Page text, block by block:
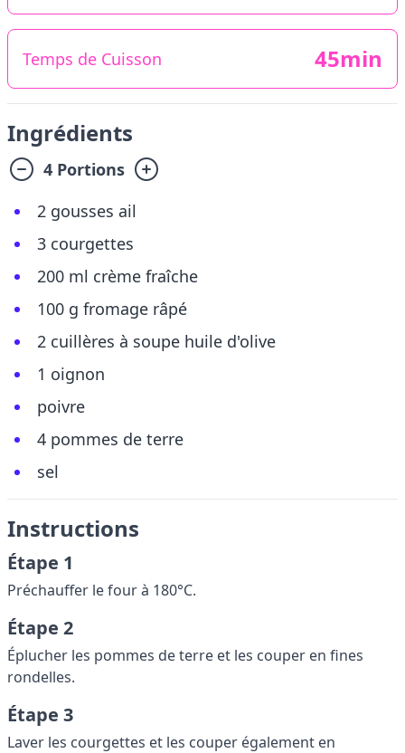
Temps de Cuisson 45min
Ingrédients
4 Portions
2 gousses ail
3 courgettes
200 ml crème fraîche
100 g fromage râpé
2 cuillères à soupe huile d'olive
1 oignon
poivre
4 pommes de terre
sel
Instructions
Étape 1
Préchauffer le four à 180°C.
Étape 2
Éplucher les pommes de terre et les couper en fines
rondelles.
Étape 3
Laver les courgettes et les couper également en